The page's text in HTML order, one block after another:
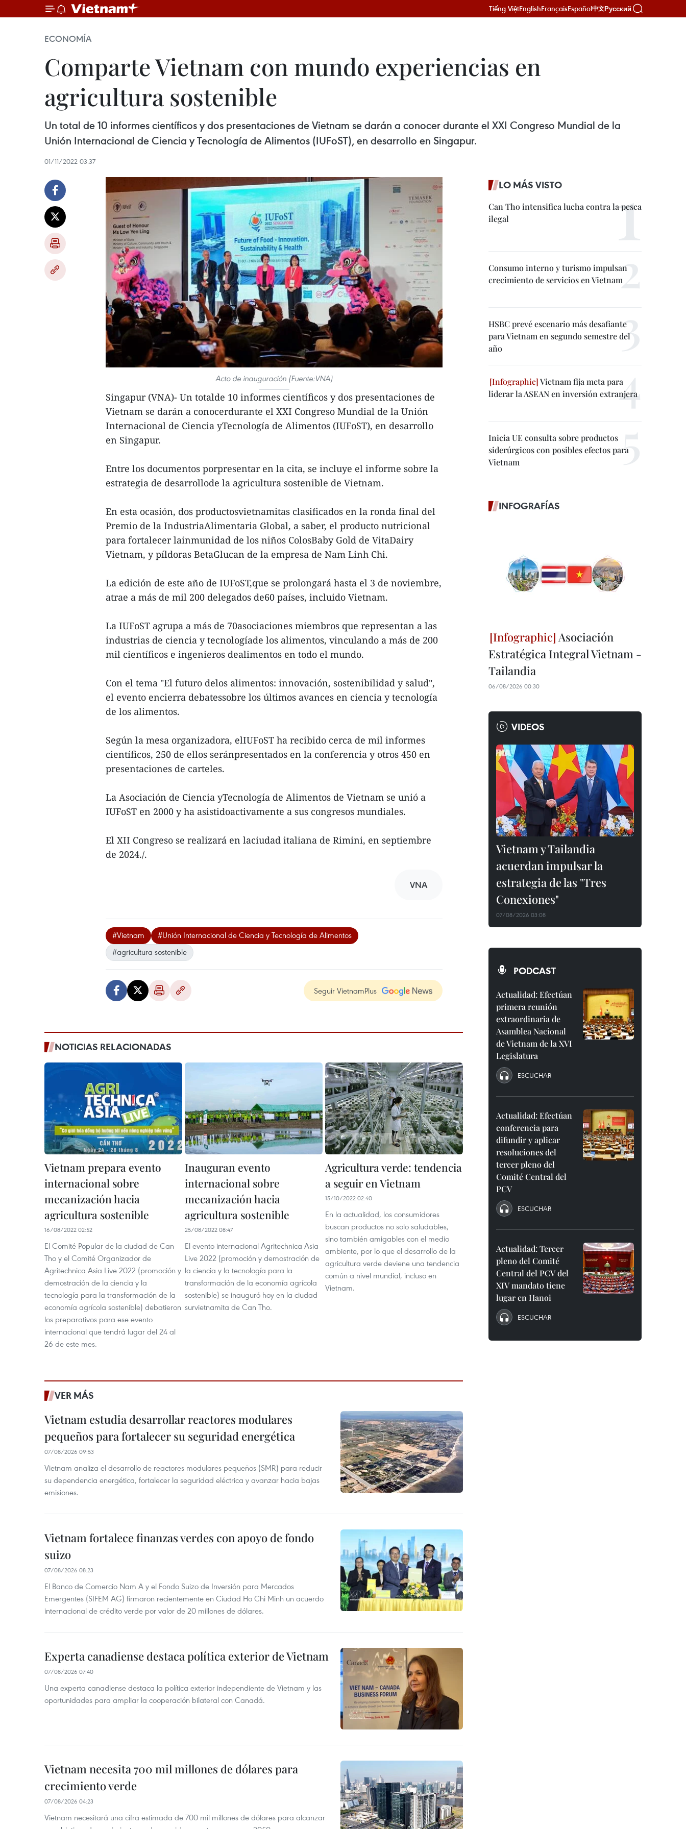
Tiếng ViệtEnglishFrançaisEspañol中文Русский
ECONOMÍA
Comparte Vietnam con mundo experiencias en
agricultura sostenible
Un total de 10 informes científicos y dos presentaciones de Vietnam se darán a conocer durante el XXI Congreso Mundial de la
Unión Internacional de Ciencia y Tecnología de Alimentos (IUFoST), en desarrollo en Singapur.
01/11/2022 03:37
Acto de inauguración (Fuente:VNA)
Singapur (VNA)- Un totalde 10 informes científicos y dos presentaciones de
Vietnam se darán a conocerdurante el XXI Congreso Mundial de la Unión
Internacional de Ciencia yTecnología de Alimentos (IUFoST), en desarrollo
en Singapur.
Entre los documentos porpresentar en la cita, se incluye el informe sobre la
estrategia de desarrollode la agricultura sostenible de Vietnam.
En esta ocasión, dos productosvietnamitas clasificados en la ronda final del
Premio de la IndustriaAlimentaria Global, a saber, el producto nutricional
para fortalecer lainmunidad de los niños ColosBaby Gold de VitaDairy
Vietnam, y píldoras BetaGlucan de la empresa de Nam Linh Chi.
La edición de este año de IUFoST,que se prolongará hasta el 3 de noviembre,
atrae a más de mil 200 delegados de60 países, incluido Vietnam.
La IUFoST agrupa a más de 70asociaciones miembros que representan a las
industrias de ciencia y tecnologíade los alimentos, vinculando a más de 200
mil científicos e ingenieros dealimentos en todo el mundo.
Con el tema "El futuro delos alimentos: innovación, sostenibilidad y salud",
el evento encierra debatessobre los últimos avances en ciencia y tecnología
de los alimentos.
Según la mesa organizadora, elIUFoST ha recibido cerca de mil informes
científicos, 250 de ellos seránpresentados en la conferencia y otros 450 en
presentaciones de carteles.
La Asociación de Ciencia yTecnología de Alimentos de Vietnam se unió a
IUFoST en 2000 y ha asistidoactivamente a sus congresos mundiales.
El XII Congreso se realizará en laciudad italiana de Rimini, en septiembre
de 2024./.
VNA
#Vietnam
#Unión Internacional de Ciencia y Tecnología de Alimentos
#agricultura sostenible
Seguir VietnamPlus
NOTICIAS RELACIONADAS
Vietnam prepara evento
internacional sobre
mecanización hacia
agricultura sostenible
16/08/2022 02:52
El Comité Popular de la ciudad de Can
Tho y el Comité Organizador de
Agritechnica Asia Live 2022 (promoción y
demostración de la ciencia y la
tecnología para la transformación de la
economía agrícola sostenible) debatieron
los preparativos para ese evento
internacional que tendrá lugar del 24 al
26 de este mes.
Inauguran evento
internacional sobre
mecanización hacia
agricultura sostenible
25/08/2022 08:47
El evento internacional Agritechnica Asia
Live 2022 (promoción y demostración de
la ciencia y la tecnología para la
transformación de la economía agrícola
sostenible) se inauguró hoy en la ciudad
survietnamita de Can Tho.
Agricultura verde: tendencia
a seguir en Vietnam
15/10/2022 02:40
En la actualidad, los consumidores
buscan productos no solo saludables,
sino también amigables con el medio
ambiente, por lo que el desarrollo de la
agricultura verde deviene una tendencia
común a nivel mundial, incluso en
Vietnam.
VER MÁS
Vietnam estudia desarrollar reactores modulares
pequeños para fortalecer su seguridad energética
07/08/2026 09:53
Vietnam analiza el desarrollo de reactores modulares pequeños (SMR) para reducir
su dependencia energética, fortalecer la seguridad eléctrica y avanzar hacia bajas
emisiones.
Vietnam fortalece finanzas verdes con apoyo de fondo
suizo
07/08/2026 08:23
El Banco de Comercio Nam A y el Fondo Suizo de Inversión para Mercados
Emergentes (SIFEM AG) firmaron recientemente en Ciudad Ho Chi Minh un acuerdo
internacional de crédito verde por valor de 20 millones de dólares.
Experta canadiense destaca política exterior de Vietnam
07/08/2026 07:40
Una experta canadiense destaca la política exterior independiente de Vietnam y las
oportunidades para ampliar la cooperación bilateral con Canadá.
Vietnam necesita 700 mil millones de dólares para
crecimiento verde
07/08/2026 04:23
Vietnam necesitará una cifra estimada de 700 mil millones de dólares para alcanzar
LO MÁS VISTO
Can Tho intensifica lucha contra la pesca
ilegal
Consumo interno y turismo impulsan
crecimiento de servicios en Vietnam
HSBC prevé escenario más desafiante
para Vietnam en segundo semestre del
año
Vietnam fija meta para
liderar la ASEAN en inversión extranjera
Inicia UE consulta sobre productos
siderúrgicos con posibles efectos para
Vietnam
INFOGRAFÍAS
Asociación
Estratégica Integral Vietnam -
Tailandia
06/08/2026 00:30
VIDEOS
Vietnam y Tailandia
acuerdan impulsar la
estrategia de las "Tres
Conexiones"
07/08/2026 03:08
PODCAST
Actualidad: Efectúan
primera reunión
extraordinaria de
Asamblea Nacional
de Vietnam de la XVI
Legislatura
ESCUCHAR
Actualidad: Efectúan
conferencia para
difundir y aplicar
resoluciones del
tercer pleno del
Comité Central del
PCV
ESCUCHAR
Actualidad: Tercer
pleno del Comité
Central del PCV del
XIV mandato tiene
lugar en Hanoi
ESCUCHAR